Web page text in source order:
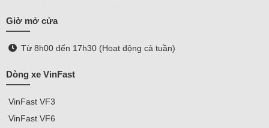
Giờ mở cửa
Từ 8h00 đến 17h30 (Hoạt động cả tuần)
Dòng xe VinFast
VinFast VF3
VinFast VF6